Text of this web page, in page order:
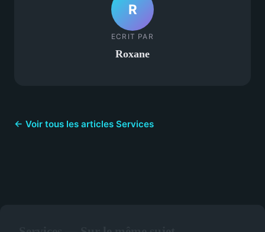
R
ECRIT PAR
Roxane
← Voir tous les articles Services